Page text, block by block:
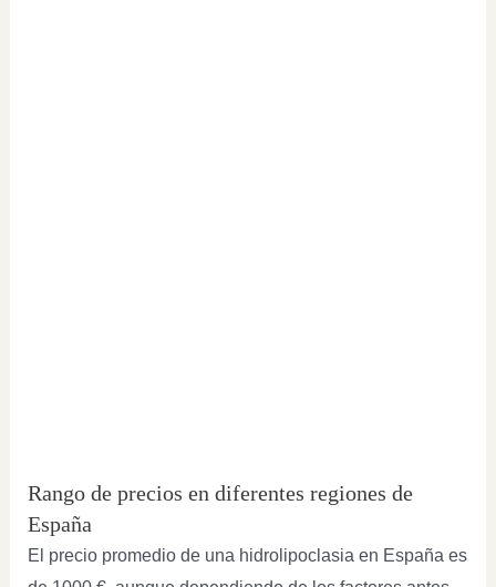
Rango de precios en diferentes regiones de
España
El precio promedio de una hidrolipoclasia en España es